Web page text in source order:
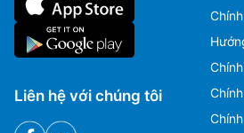
Liên hệ với chúng tôi
Ms Hằng
(+84) 70 854 1213